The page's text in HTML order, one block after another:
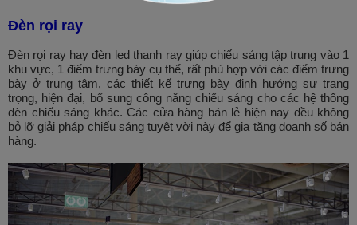
Đèn rọi ray
Đèn rọi ray hay đèn led thanh ray giúp chiếu sáng tập trung vào 1
khu vực, 1 điểm trưng bày cụ thể, rất phù hợp với các điểm trưng
bày ở trung tâm, các thiết kế trưng bày định hướng sự trang
trọng, hiện đại, bổ sung công năng chiếu sáng cho các hệ thống
đèn chiếu sáng khác. Các cửa hàng bán lẻ hiện nay đều không
bỏ lỡ giải pháp chiếu sáng tuyệt vời này để gia tăng doanh số bán
hàng.